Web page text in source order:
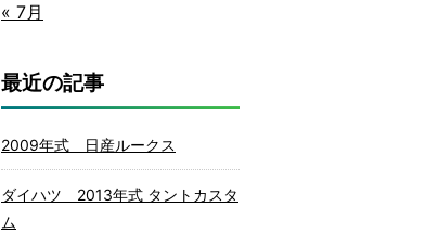
« 7月
最近の記事
2009年式 日産ルークス
ダイハツ 2013年式 タントカスタ
ム